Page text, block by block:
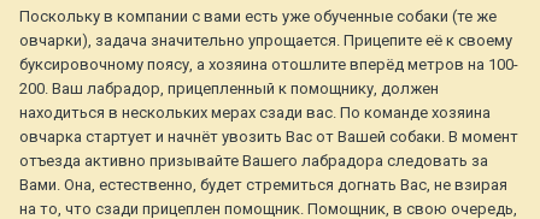
Поскольку в компании с вами есть уже обученные собаки (те же
овчарки), задача значительно упрощается. Прицепите её к своему
буксировочному поясу, а хозяина отошлите вперёд метров на 100-
200. Ваш лабрадор, прицепленный к помощнику, должен
находиться в нескольких мерах сзади вас. По команде хозяина
овчарка стартует и начнёт увозить Вас от Вашей собаки. В момент
отъезда активно призывайте Вашего лабрадора следовать за
Вами. Она, естественно, будет стремиться догнать Вас, не взирая
на то, что сзади прицеплен помощник. Помощник, в свою очередь,